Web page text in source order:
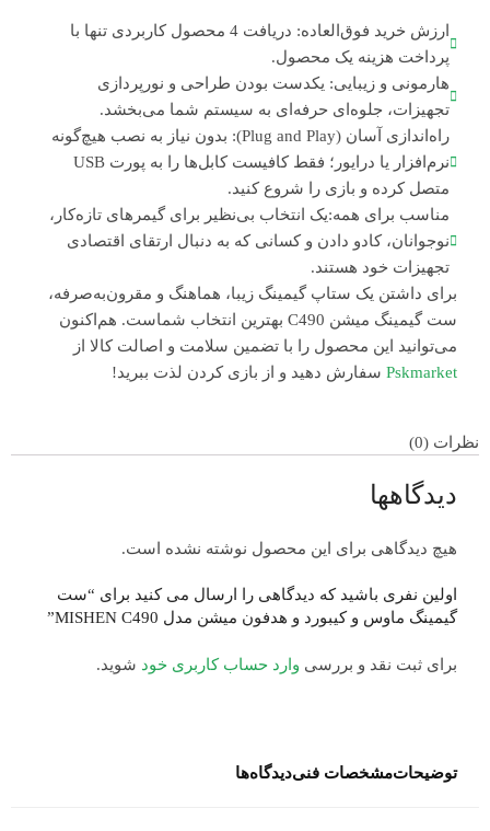
ارزش خرید فوق‌العاده: دریافت 4 محصول کاربردی تنها با
پرداخت هزینه یک محصول.
هارمونی و زیبایی: یکدست بودن طراحی و نورپردازی
تجهیزات، جلوه‌ای حرفه‌ای به سیستم شما می‌بخشد.
راه‌اندازی آسان (Plug and Play): بدون نیاز به نصب هیچ‌گونه
نرم‌افزار یا درایور؛ فقط کافیست کابل‌ها را به پورت USB
متصل کرده و بازی را شروع کنید.
مناسب برای همه:یک انتخاب بی‌نظیر برای گیمرهای تازه‌کار،
نوجوانان، کادو دادن و کسانی که به دنبال ارتقای اقتصادی
تجهیزات خود هستند.
برای داشتن یک ستاپ گیمینگ زیبا، هماهنگ و مقرون‌به‌صرفه،
ست گیمینگ میشن C490 بهترین انتخاب شماست. هم‌اکنون
می‌توانید این محصول را با تضمین سلامت و اصالت کالا از
Pskmarket سفارش دهید و از بازی کردن لذت ببرید!
نظرات (0)
دیدگاهها
هیچ دیدگاهی برای این محصول نوشته نشده است.
اولین نفری باشید که دیدگاهی را ارسال می کنید برای “ست
گیمینگ ماوس و کیبورد و هدفون میشن مدل MISHEN C490”
برای ثبت نقد و بررسی وارد حساب کاربری خود شوید.
توضیحاتمشخصات فنیدیدگاه‌ها